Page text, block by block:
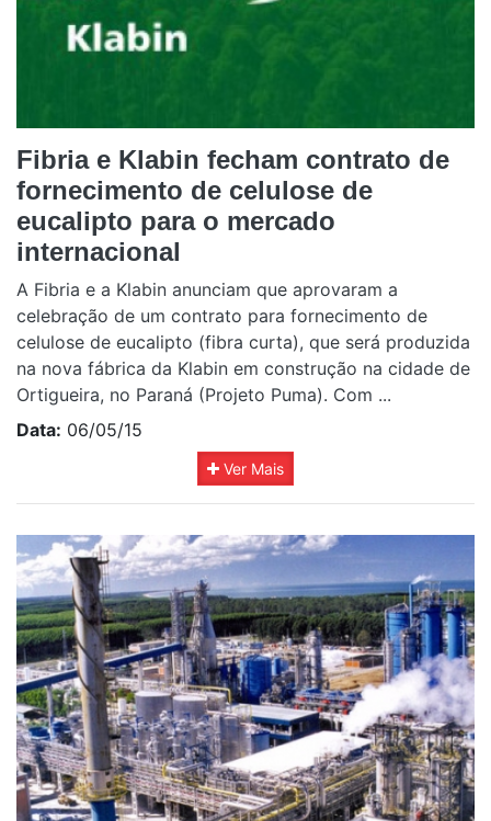
Fibria e Klabin fecham contrato de
fornecimento de celulose de
eucalipto para o mercado
internacional
A Fibria e a Klabin anunciam que aprovaram a
celebração de um contrato para fornecimento de
celulose de eucalipto (fibra curta), que será produzida
na nova fábrica da Klabin em construção na cidade de
Ortigueira, no Paraná (Projeto Puma). Com ...
Data: 06/05/15
Ver Mais